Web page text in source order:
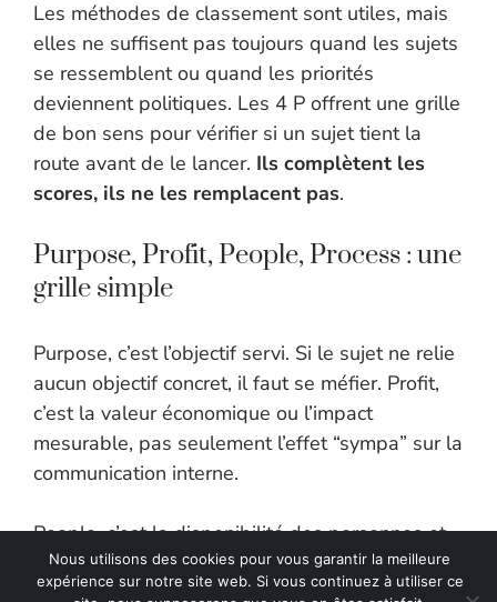
Les méthodes de classement sont utiles, mais
elles ne suffisent pas toujours quand les sujets
se ressemblent ou quand les priorités
deviennent politiques. Les 4 P offrent une grille
de bon sens pour vérifier si un sujet tient la
route avant de le lancer. Ils complètent les
scores, ils ne les remplacent pas.
Purpose, Profit, People, Process : une
grille simple
Purpose, c’est l’objectif servi. Si le sujet ne relie
aucun objectif concret, il faut se méfier. Profit,
c’est la valeur économique ou l’impact
mesurable, pas seulement l’effet “sympa” sur la
communication interne.
People, c’est la disponibilité des personnes et
la charge réelle. Une bonne idée sans porteur
fiable reste une bonne idée, rien de plus.
Nous utilisons des cookies pour vous garantir la meilleure
expérience sur notre site web. Si vous continuez à utiliser ce